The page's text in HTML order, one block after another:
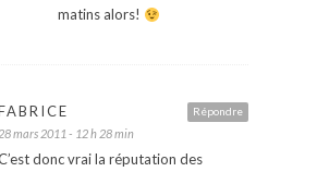
matins alors!
Répondre
28 mars 2011 - 12 h 28 min
donc vrai la réputation des